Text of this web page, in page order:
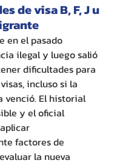
de visa B, F, J u
en el pasado
ilegal y luego salió
dificultades para
incluso si la
venció. El historial
y el oficial
factores de
la nueva